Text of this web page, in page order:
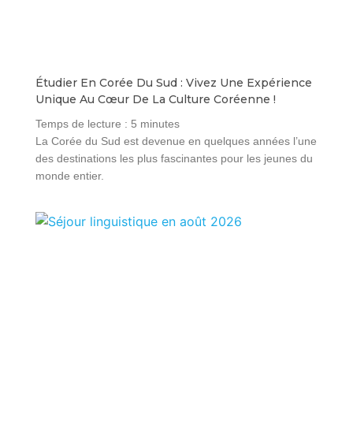
Étudier En Corée Du Sud : Vivez Une Expérience
Unique Au Cœur De La Culture Coréenne !
Temps de lecture : 5 minutes
La Corée du Sud est devenue en quelques années l’une
des destinations les plus fascinantes pour les jeunes du
monde entier.